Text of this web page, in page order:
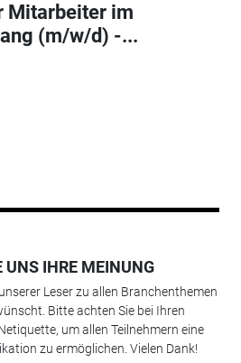
Mitarbeiter im
(m/w/d) -...
UNS IHRE MEINUNG
Leser zu allen Branchenthemen
Bitte achten Sie bei Ihren
um allen Teilnehmern eine
zu ermöglichen. Vielen Dank!